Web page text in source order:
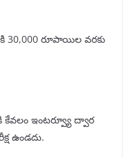
రూపాయిల వరకు
కేవలం ఇంటర్వ్యూ ద్వార
ఉండదు.